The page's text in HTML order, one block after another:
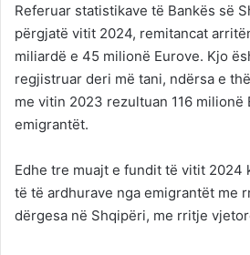
Referuar statistikave të Bankës së
përgjatë vitit 2024, remitancat
miliardë e 45 milionë Eurove. Kjo
regjistruar deri më tani, ndërsa e
me vitin 2023 rezultuan 116 milionë
emigrantët.
Edhe tre muajt e fundit të vitit 2024
të të ardhurave nga emigrantët me
dërgesa në Shqipëri, me rritje